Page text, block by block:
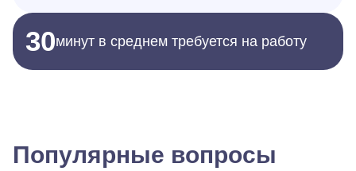
30минут в среднем требуется на работу
Популярные вопросы